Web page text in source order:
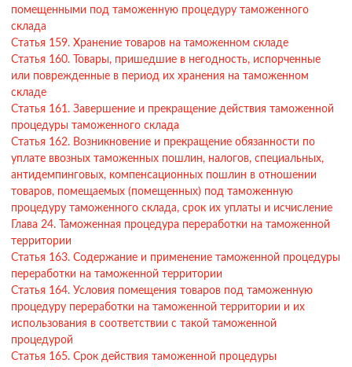
помещенными под таможенную процедуру таможенного
склада
Статья 159. Хранение товаров на таможенном складе
Статья 160. Товары, пришедшие в негодность, испорченные
или поврежденные в период их хранения на таможенном
складе
Статья 161. Завершение и прекращение действия таможенной
процедуры таможенного склада
Статья 162. Возникновение и прекращение обязанности по
уплате ввозных таможенных пошлин, налогов, специальных,
антидемпинговых, компенсационных пошлин в отношении
товаров, помещаемых (помещенных) под таможенную
процедуру таможенного склада, срок их уплаты и исчисление
Глава 24. Таможенная процедура переработки на таможенной
территории
Статья 163. Содержание и применение таможенной процедуры
переработки на таможенной территории
Статья 164. Условия помещения товаров под таможенную
процедуру переработки на таможенной территории и их
использования в соответствии с такой таможенной
процедурой
Статья 165. Срок действия таможенной процедуры